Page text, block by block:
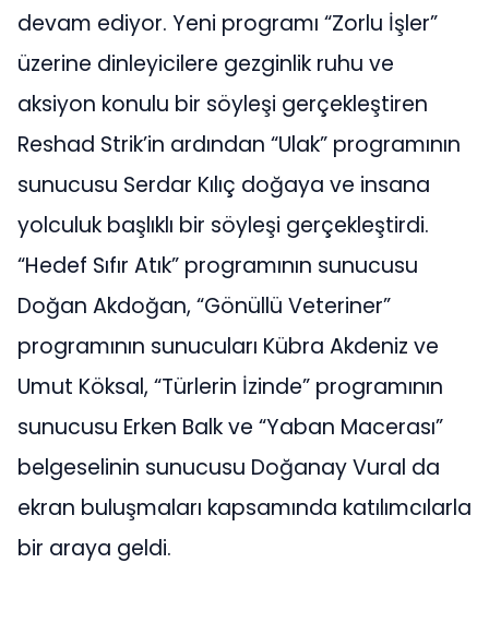
devam ediyor. Yeni programı “Zorlu İşler”
üzerine dinleyicilere gezginlik ruhu ve
aksiyon konulu bir söyleşi gerçekleştiren
Reshad Strik’in ardından “Ulak” programının
sunucusu Serdar Kılıç doğaya ve insana
yolculuk başlıklı bir söyleşi gerçekleştirdi.
“Hedef Sıfır Atık” programının sunucusu
Doğan Akdoğan, “Gönüllü Veteriner”
programının sunucuları Kübra Akdeniz ve
Umut Köksal, “Türlerin İzinde” programının
sunucusu Erken Balk ve “Yaban Macerası”
belgeselinin sunucusu Doğanay Vural da
ekran buluşmaları kapsamında katılımcılarla
bir araya geldi.